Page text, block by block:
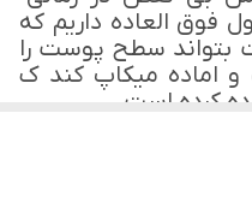
فوق العاده داریم که
بتواند سطح پوست را
اماده میکاپ کند ک
کرده است
چیست ؟